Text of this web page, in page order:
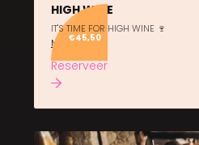
€45,50
HIGH WINE
IT'S TIME FOR HIGH WINE 🍷
Meer info
Reserveer